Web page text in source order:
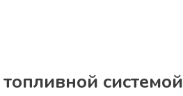
системой